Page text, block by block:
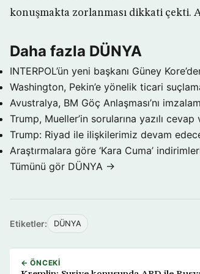
konuşmakta zorlanması dikkati çekti.
Daha fazla DÜNYA
INTERPOL’ün yeni başkanı Güney
Washington, Pekin’e yönelik ticari
Avustralya, BM Göç Anlaşması’nı
Trump, Mueller’in sorularına yazılı cevap
Trump: Riyad ile ilişkilerimiz devam
Araştırmalara göre ‘Kara Cuma’
Tümünü gör DÜNYA →
Etiketler: DÜNYA
← ÖNCEKI